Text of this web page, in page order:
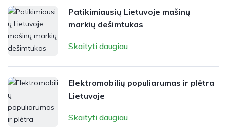
Patikimiausių Lietuvoje mašinų
markių dešimtukas
Skaityti daugiau
Elektromobilių populiarumas ir plėtra
Lietuvoje
Skaityti daugiau